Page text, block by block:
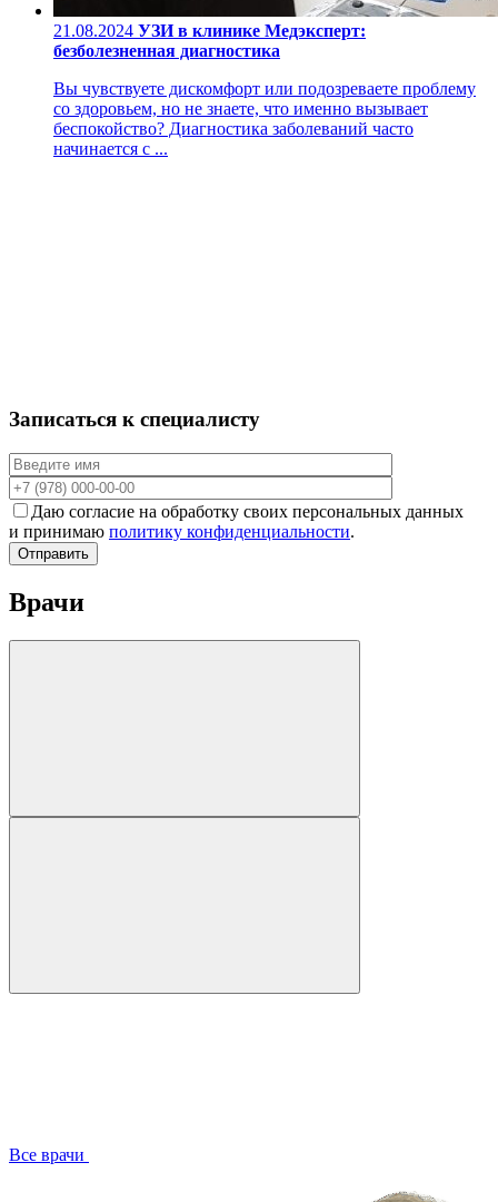
21.08.2024 УЗИ в клинике Медэксперт:
безболезненная диагностика
Вы чувствуете дискомфорт или подозреваете проблему
со здоровьем, но не знаете, что именно вызывает
беспокойство? Диагностика заболеваний часто
начинается с ...
Записаться к специалисту
Даю согласие на обработку своих персональных данных
и принимаю политику конфиденциальности.
Отправить
Врачи
Все врачи